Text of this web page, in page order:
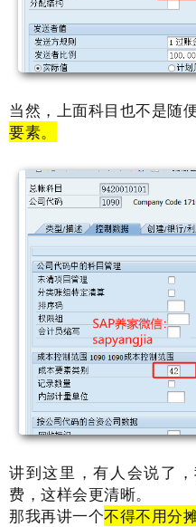
当然，上面科目也不是随
要素。
讲到这里，有人会说了
费，这样会更清晰。
那我再讲一个不得不用分